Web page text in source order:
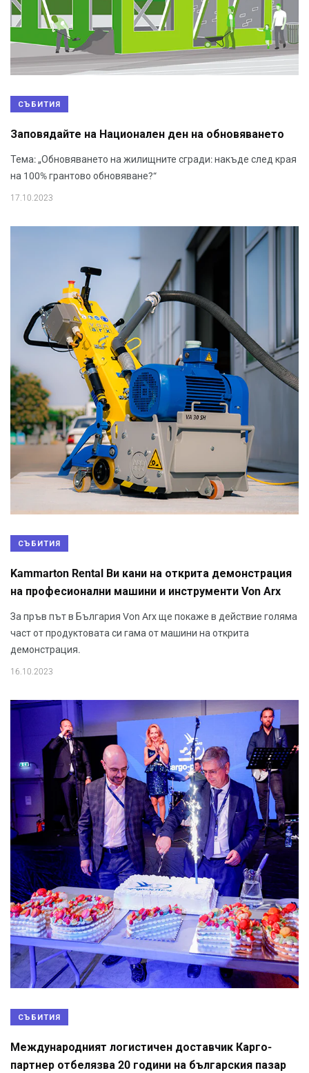
СЪБИТИЯ
Заповядайте на Национален ден на обновяването
Тема: „Обновяването на жилищните сгради: накъде след края
на 100% грантово обновяване?“
17.10.2023
СЪБИТИЯ
Kammarton Rental Ви кани на открита демонстрация
на професионални машини и инструменти Von Arx
За пръв път в България Von Arx ще покаже в действие голяма
част от продуктовата си гама от машини на открита
демонстрация.
16.10.2023
СЪБИТИЯ
Международният логистичен доставчик Карго-
партнер отбелязва 20 години на българския пазар